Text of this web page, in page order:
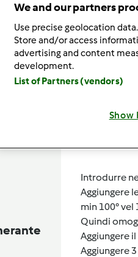
Introdurre
Aggiungere
min 100° vel
Quindi
Aggiungere
Aggiungere
We and our partners
Use precise geolocation
Store and/or access
advertising and content
development.
List of Partners (vendors)
Show